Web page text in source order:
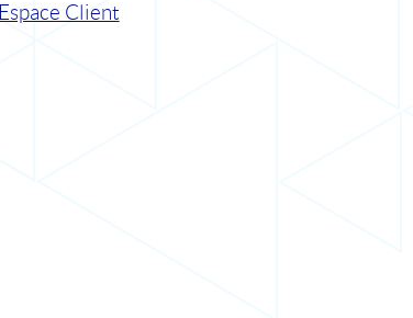
Espace Client